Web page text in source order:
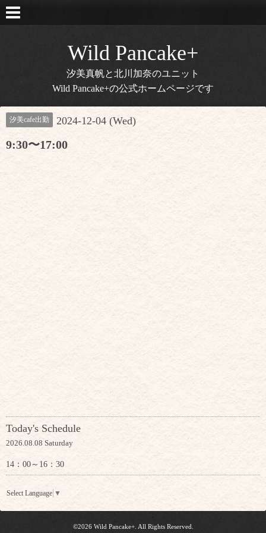
Wild Pancake+
汐美真帆と北川加奈のユニット
Wild Pancake+の公式ホームページです
汐美cafe出勤 2024-12-04 (Wed)
9:30〜17:00
Today's Schedule
2026.08.08 Saturday
14：00～16：30
Select Language ▼
©2026 Wild Pancake+. All Rights Reserved.